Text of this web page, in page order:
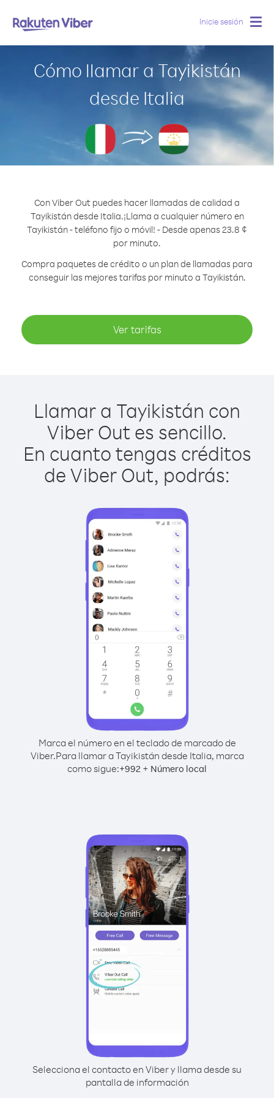
Inicie sesión
Cómo llamar a Tayikistán
desde Italia
Con Viber Out puedes hacer llamadas de calidad a
Tayikistán desde Italia.¡Llama a cualquier número en
Tayikistán - teléfono fijo o móvil! - Desde apenas 23.8 ¢
por minuto.
Compra paquetes de crédito o un plan de llamadas para
conseguir las mejores tarifas por minuto a Tayikistán.
Ver tarifas
Llamar a Tayikistán con
Viber Out es sencillo.
En cuanto tengas créditos
de Viber Out, podrás:
Marca el número en el teclado de marcado de
Viber.Para llamar a Tayikistán desde Italia, marca
como sigue:+992 + Número local
Selecciona el contacto en Viber y llama desde su
pantalla de información